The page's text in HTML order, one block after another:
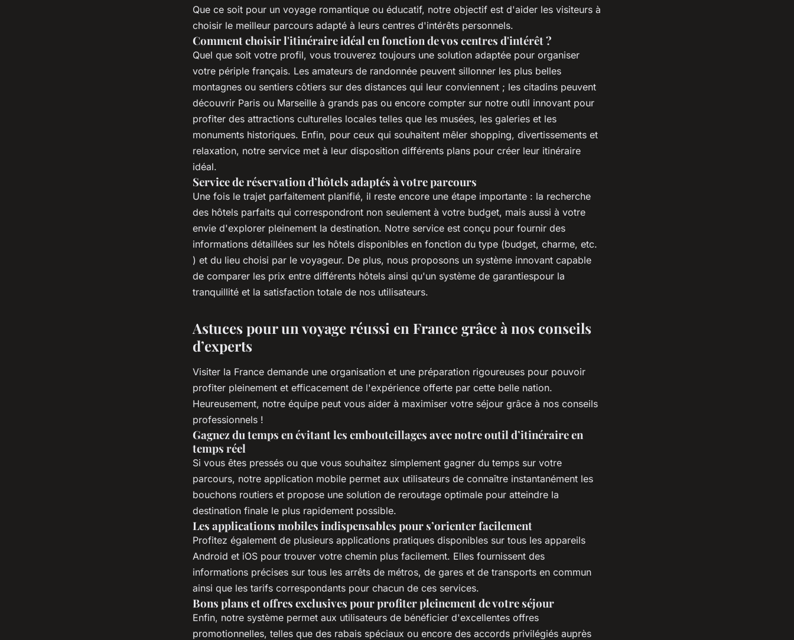
Que ce soit pour un voyage romantique ou éducatif, notre objectif est d'aider les visiteurs à
choisir le meilleur parcours adapté à leurs centres d'intérêts personnels.
Comment choisir l'itinéraire idéal en fonction de vos centres d'intérêt ?
Quel que soit votre profil, vous trouverez toujours une solution adaptée pour organiser
votre périple français. Les amateurs de randonnée peuvent sillonner les plus belles
montagnes ou sentiers côtiers sur des distances qui leur conviennent ; les citadins peuvent
découvrir Paris ou Marseille à grands pas ou encore compter sur notre outil innovant pour
profiter des attractions culturelles locales telles que les musées, les galeries et les
monuments historiques. Enfin, pour ceux qui souhaitent mêler shopping, divertissements et
relaxation, notre service met à leur disposition différents plans pour créer leur itinéraire
idéal.
Service de réservation d’hôtels adaptés à votre parcours
Une fois le trajet parfaitement planifié, il reste encore une étape importante : la recherche
des hôtels parfaits qui correspondront non seulement à votre budget, mais aussi à votre
envie d'explorer pleinement la destination. Notre service est conçu pour fournir des
informations détaillées sur les hôtels disponibles en fonction du type (budget, charme, etc.
) et du lieu choisi par le voyageur. De plus, nous proposons un système innovant capable
de comparer les prix entre différents hôtels ainsi qu'un système de garantiespour la
tranquillité et la satisfaction totale de nos utilisateurs.
Astuces pour un voyage réussi en France grâce à nos conseils
d’experts
Visiter la France demande une organisation et une préparation rigoureuses pour pouvoir
profiter pleinement et efficacement de l'expérience offerte par cette belle nation.
Heureusement, notre équipe peut vous aider à maximiser votre séjour grâce à nos conseils
professionnels !
Gagnez du temps en évitant les embouteillages avec notre outil d’itinéraire en
temps réel
Si vous êtes pressés ou que vous souhaitez simplement gagner du temps sur votre
parcours, notre application mobile permet aux utilisateurs de connaître instantanément les
bouchons routiers et propose une solution de reroutage optimale pour atteindre la
destination finale le plus rapidement possible.
Les applications mobiles indispensables pour s’orienter facilement
Profitez également de plusieurs applications pratiques disponibles sur tous les appareils
Android et iOS pour trouver votre chemin plus facilement. Elles fournissent des
informations précises sur tous les arrêts de métros, de gares et de transports en commun
ainsi que les tarifs correspondants pour chacun de ces services.
Bons plans et offres exclusives pour profiter pleinement de votre séjour
Enfin, notre système permet aux utilisateurs de bénéficier d'excellentes offres
promotionnelles, telles que des rabais spéciaux ou encore des accords privilégiés auprès